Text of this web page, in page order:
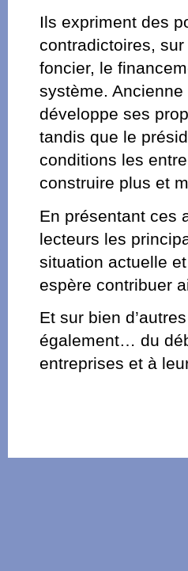
Ils expriment des
contradictoires,
foncier, le
système.
développe ses
tandis que le
conditions les
construire plus et
En présentant ces
lecteurs les
situation actuelle
espère contribuer
Et sur bien
également… du
entreprises et à